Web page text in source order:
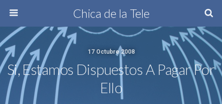
Chica de la Tele
17 Octubre 2008
Si, Estamos Dispuestos A Pagar Por
Ello